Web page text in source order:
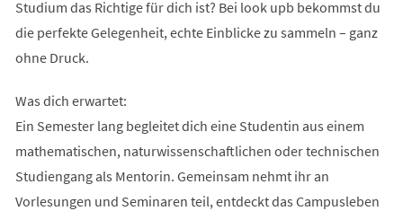
Studium das Richtige für dich ist? Bei look upb bekommst du
die perfekte Gelegenheit, echte Einblicke zu sammeln – ganz
ohne Druck.
Was dich erwartet:
Ein Semester lang begleitet dich eine Studentin aus einem
mathematischen, naturwissenschaftlichen oder technischen
Studiengang als Mentorin. Gemeinsam nehmt ihr an
Vorlesungen und Seminaren teil, entdeckt das Campusleben